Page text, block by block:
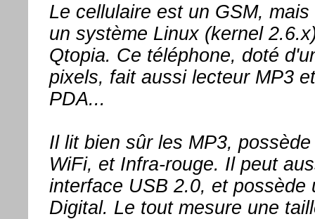
Le cellulaire est un GSM,
un système Linux (kernel
Qtopia. Ce téléphone, doté
pixels, fait aussi lecteur MP3
PDA...
Il lit bien sûr les MP3,
WiFi, et Infra-rouge. Il peut
interface USB 2.0, et possède
Digital. Le tout mesure une